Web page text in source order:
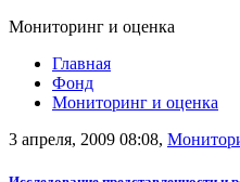
Мониторинг и оценка
Главная
Фонд
Мониторинг и оценка
3 апреля, 2009 08:08,